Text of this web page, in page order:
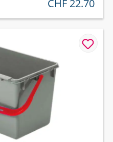
regulärer preis:
CHF 22.70